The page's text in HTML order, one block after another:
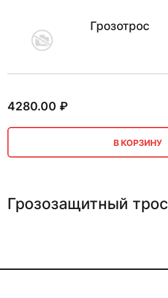
Грозотрос
4280.00 ₽
В КОРЗИНУ
Грозозащитный трос